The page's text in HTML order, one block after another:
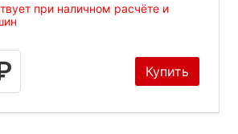
при наличном расчёте и
Купить